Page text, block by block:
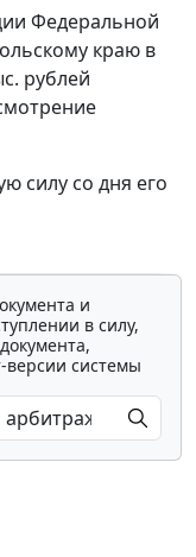
Федеральной
краю в
рублей
силу со дня его
и
в силу,
версии системы